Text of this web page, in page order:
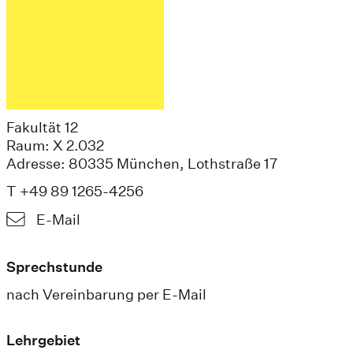
Fakultät 12
Raum: X 2.032
Adresse: 80335 München, Lothstraße 17
T +49 89 1265-4256
E-Mail
Sprechstunde
nach Vereinbarung per E-Mail
Lehrgebiet